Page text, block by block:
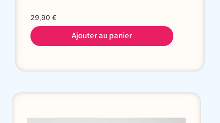
29,90€
Ajouter au panier